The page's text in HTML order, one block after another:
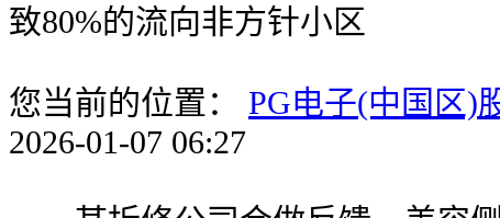
致80%的流向非方针小区
您当前的位置： PG电子(中国区)
2026-01-07 06:27